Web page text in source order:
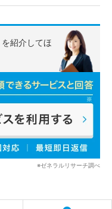
を紹介してほ
※ゼネラルリサーチ調べ